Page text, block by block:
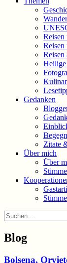
Reisen
Reisen
Gedanken
Zitate
Über mich
Über
Suchen
Suchen
nach:
Blog
Bolsena,